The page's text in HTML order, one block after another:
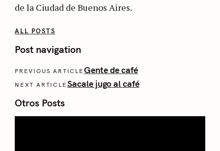
de la Ciudad de Buenos Aires.
ALL POSTS
Post navigation
PREVIOUS ARTICLE Gente de café
NEXT ARTICLE Sacale jugo al café
Otros Posts